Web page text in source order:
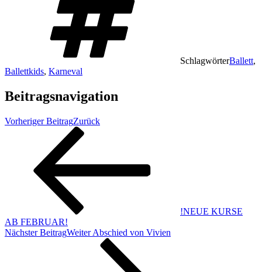
SchlagwörterBallett,
Ballettkids, Karneval
Beitragsnavigation
Vorheriger BeitragZurück
!NEUE KURSE
AB FEBRUAR!
Nächster BeitragWeiter Abschied von Vivien